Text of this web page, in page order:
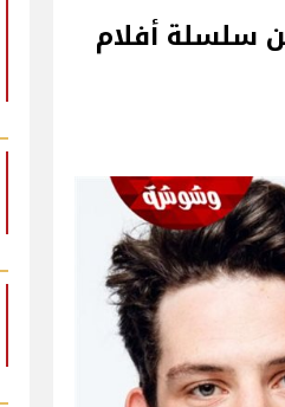
سلسلة أفلام